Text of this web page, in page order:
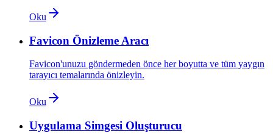
Oku
Favicon Önizleme Aracı
Favicon'unuzu göndermeden önce her boyutta ve tüm yaygın
tarayıcı temalarında önizleyin.
Oku
Uygulama Simgesi Oluşturucu